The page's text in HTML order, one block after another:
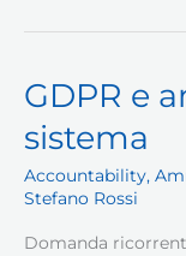
o
Modello
Organizzativo?
GDPR e
sistema
Accountability,
Stefano Rossi
Domanda